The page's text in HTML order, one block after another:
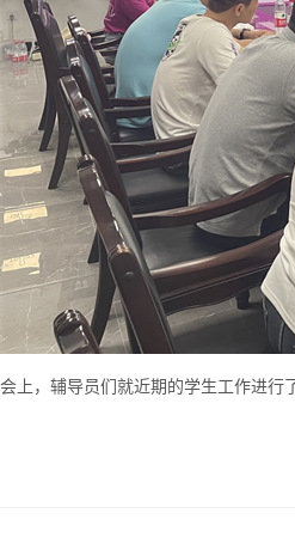
会上，辅导员们就近期的学生工作进行